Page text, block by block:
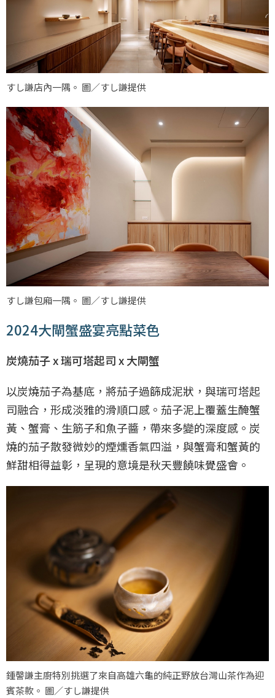
すし謙店內一隅。 圖／すし謙提供
すし謙包廂一隅。 圖／すし謙提供
2024大閘蟹盛宴亮點菜色
炭燒茄子 x 瑞可塔起司 x 大閘蟹
以炭燒茄子為基底，將茄子過篩成泥狀，與瑞可塔起
司融合，形成淡雅的滑順口感。茄子泥上覆蓋生醃蟹
黃、蟹膏、生筋子和魚子醬，帶來多變的深度感。炭
燒的茄子散發微妙的煙燻香氣四溢，與蟹膏和蟹黃的
鮮甜相得益彰，呈現的意境是秋天豐饒味覺盛會。
鍾謦謙主廚特別挑選了來自高雄六龜的純正野放台灣山茶作為迎
賓茶款。 圖／すし謙提供